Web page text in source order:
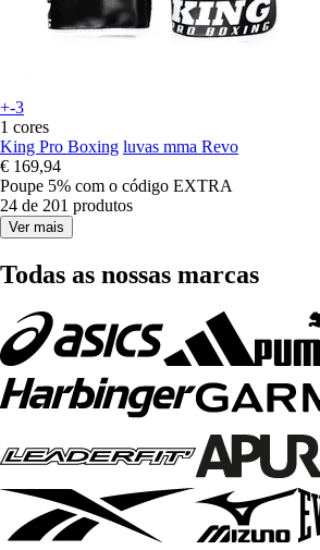
+-3
1 cores
King Pro Boxing luvas mma Revo
€ 169,94
Poupe 5% com o código EXTRA
24 de 201 produtos
Ver mais
Todas as nossas marcas